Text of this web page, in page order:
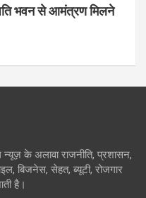
भवन से आमंत्रण मिलने
के अलावा राजनीति, प्रशासन,
बिजनेस, सेहत, ब्यूटी, रोजगार
है।